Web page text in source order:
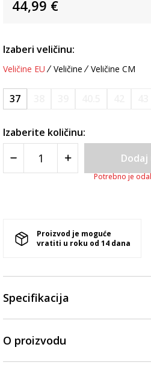
44,99 €
Izaberi veličinu:
Veličine EU Veličine Veličine CM
37
Izaberite količinu:
Dodaj
Potrebno je
Proizvod je moguće
vratiti u roku od 14 dana
Specifikacija
O proizvodu